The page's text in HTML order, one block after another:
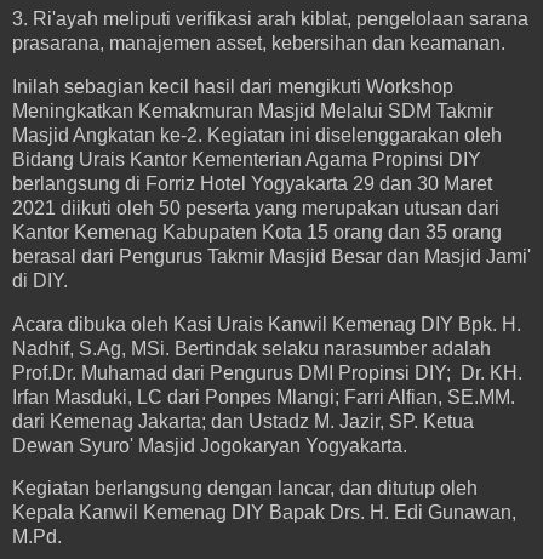
3. Ri'ayah meliputi verifikasi arah kiblat, pengelolaan sarana
prasarana, manajemen asset, kebersihan dan keamanan.
Inilah sebagian kecil hasil dari mengikuti Workshop
Meningkatkan Kemakmuran Masjid Melalui SDM Takmir
Masjid Angkatan ke-2. Kegiatan ini diselenggarakan oleh
Bidang Urais Kantor Kementerian Agama Propinsi DIY
berlangsung di Forriz Hotel Yogyakarta 29 dan 30 Maret
2021 diikuti oleh 50 peserta yang merupakan utusan dari
Kantor Kemenag Kabupaten Kota 15 orang dan 35 orang
berasal dari Pengurus Takmir Masjid Besar dan Masjid Jami'
di DIY.
Acara dibuka oleh Kasi Urais Kanwil Kemenag DIY Bpk. H.
Nadhif, S.Ag, MSi. Bertindak selaku narasumber adalah
Prof.Dr. Muhamad dari Pengurus DMI Propinsi DIY; Dr. KH.
Irfan Masduki, LC dari Ponpes Mlangi; Farri Alfian, SE.MM.
dari Kemenag Jakarta; dan Ustadz M. Jazir, SP. Ketua
Dewan Syuro' Masjid Jogokaryan Yogyakarta.
Kegiatan berlangsung dengan lancar, dan ditutup oleh
Kepala Kanwil Kemenag DIY Bapak Drs. H. Edi Gunawan,
M.Pd.